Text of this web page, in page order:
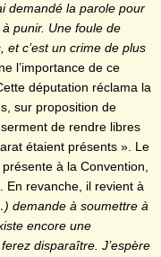
demandé la parole pour
punir. Une foule de
c’est un crime de plus
l’importance de ce
députation réclama la
sur proposition de
de rendre libres
étaient présents ». Le
à la Convention,
En revanche, il revient à
demande à soumettre à
encore une
disparaître. J’espère